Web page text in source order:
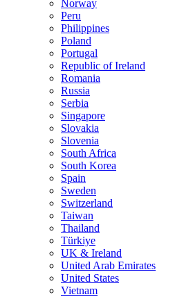
Norway
Peru
Philippines
Poland
Portugal
Republic of Ireland
Romania
Russia
Serbia
Singapore
Slovakia
Slovenia
South Africa
South Korea
Spain
Sweden
Switzerland
Taiwan
Thailand
Türkiye
UK & Ireland
United Arab Emirates
United States
Vietnam